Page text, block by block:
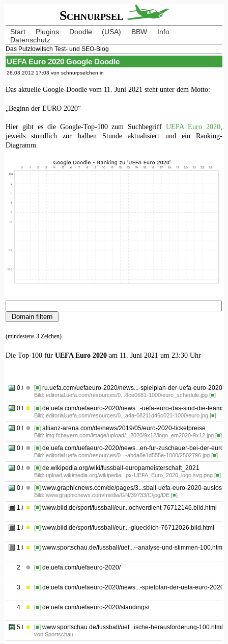
Schnurpsel
Start Plugins Doodle (USA) BBW
Info
Datenschutz
Das Putzlowitsch Test- und SEO-Blog
UEFA Euro 2020 Google Doodle
28.03.2012 17:03 von schnurpselchen in
Das aktuelle Google-Doodle vom 11. Juni 2021 steht unter dem Motto:
„Beginn der EURO 2020“
Hier gibt es die Google-Top-100 zum SuchbegriffUEFA Euro 2020
jeweils stündlich zur halben Stunde aktualisiert und ein Ranking-
Diagramm.
(mindestens 3 Zeichen)
Die Top-100 für UEFA Euro 2020am 11. Juni 2021 um 23:30 Uhr
0.01 [■] ru.uefa.com/uefaeuro-2020/news...-spielplan-der-uefa-euro-2020/
Bild: editorial.uefa.com/resources/0...8ce0681-1000/euro_schedule.jpg [■]
0.02 [■] de.uefa.com/uefaeuro-2020/news...-uefa-euro-das-sind-die-teams/
Bild: editorial.uefa.com/resources/0...a4a-08211d46c021-1000/euro.jpg [■]
0.03 [■] allianz-arena.com/de/news/2019/05/euro-2020-ticketpreise
Bild: img.fcbayern.com/image/upload/...2020/9x12/logo_em2020-9x12.jpg [■]
0.04 [■] de.uefa.com/uefaeuro-2020/news...en-fur-zuschauer-bei-der-euro/
Bild: editorial.uefa.com/resources/0...-abda8e1d555e-1000/2502796.jpg [■]
0.05 [■] de.wikipedia.org/wiki/fussball-europameisterschaft_2021
Bild: upload.wikimedia.org/wikipedia...px-UEFA_Euro_2020_logo.svg.png [■]
0.06 [■] www.graphicnews.com/de/pages/3...sball-uefa-euro-2020-
Bild: www.graphicnews.com/media/GN/39733/C/jpg/DE [■]
1.01 [■] www.bild.de/sport/fussball/eur...ochverdient-76712146.bild.html
1.02 [■] www.bild.de/sport/fussball/eur...-gluecklich-76712026.bild.html
1.03 [■] www.sportschau.de/fussball/uef...--analyse-und-stimmen-100.html
2 [■] de.uefa.com/uefaeuro-2020/
3 [■] de.uefa.com/uefaeuro-2020/news...-spielplan-der-uefa-euro-2020/
4 [■] de.uefa.com/uefaeuro-2020/standings/
5.01 [■] www.sportschau.de/fussball/uef...ische-herausforderung-100.html
von Sportschau